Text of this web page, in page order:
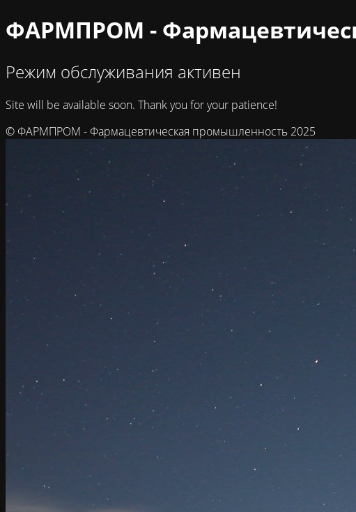
ФАРМПРОМ -
Режим обслуживания активен
Site will be available soon. Thank you for your patience!
© ФАРМПРОМ - Фармацевтическая промышленность 2025